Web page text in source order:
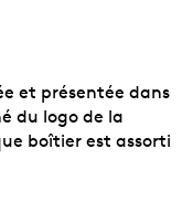
et présentée dans
du logo de la
boîtier est assorti